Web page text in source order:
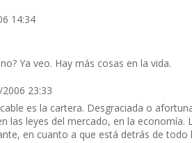
14:34
Ya veo. Hay más cosas en la vida.
23:33
es la cartera. Desgraciada o
las leyes del mercado, en la
en cuanto a que está detrás de todo